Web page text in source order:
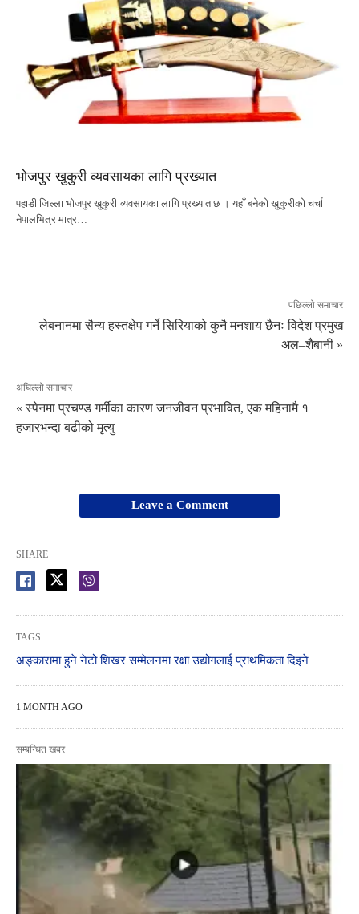
भोजपुर खुकुरी व्यवसायका लागि प्रख्यात
पहाडी जिल्ला भोजपुर खुकुरी व्यवसायका लागि प्रख्यात छ । यहाँ बनेको खुकुरीको चर्चा
नेपालभित्र मात्र…
पछिल्लो समाचार
लेबनानमा सैन्य हस्तक्षेप गर्ने सिरियाको कुनै मनशाय छैनः विदेश प्रमुख
अल–शैबानी »
अघिल्लो समाचार
« स्पेनमा प्रचण्ड गर्मीका कारण जनजीवन प्रभावित, एक महिनामै १
हजारभन्दा बढीको मृत्यु
Leave a Comment
SHARE
TAGS:
अङ्कारामा हुने नेटो शिखर सम्मेलनमा रक्षा उद्योगलाई प्राथमिकता दिइने
1 MONTH AGO
सम्बन्धित खबर